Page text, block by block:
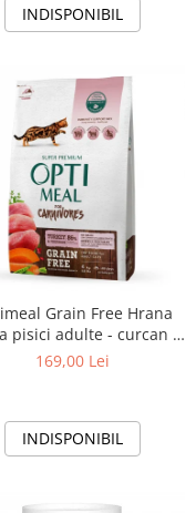
INDISPONIBIL
Grain Free Hrana
pisici adulte - curcan si
legume, 4kg
169,00 Lei
INDISPONIBIL